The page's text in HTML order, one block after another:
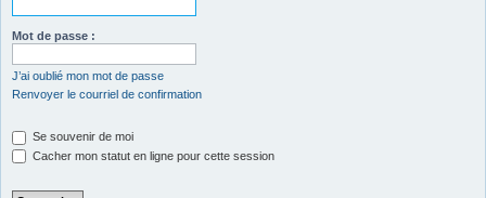
Mot de passe :
J’ai oublié mon mot de passe
Renvoyer le courriel de confirmation
Se souvenir de moi
Cacher mon statut en ligne pour cette session